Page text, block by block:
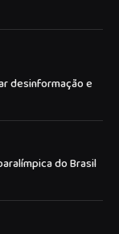
desinformação e
do Brasil